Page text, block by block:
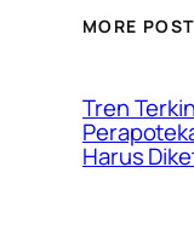
MORE
Tren
Harus